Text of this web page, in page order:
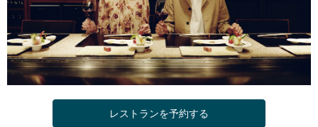
レストランを予約する